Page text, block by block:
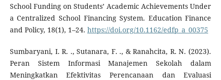
School Funding on Students’ Academic Achievements Under
a Centralized School Financing System. Education Finance
and Policy, 18(1), 1–24. https://doi.org/10.1162/edfp_a_00375
Sumbaryani, I. R. ., Sutanara, F. ., & Ranahcita, R. N. (2023).
Peran Sistem Informasi Manajemen Sekolah dalam
Meningkatkan Efektivitas Perencanaan dan Evaluasi